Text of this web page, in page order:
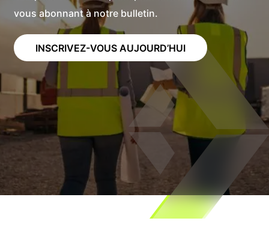
vous abonnant à notre bulletin.
INSCRIVEZ-VOUS AUJOURD’HUI